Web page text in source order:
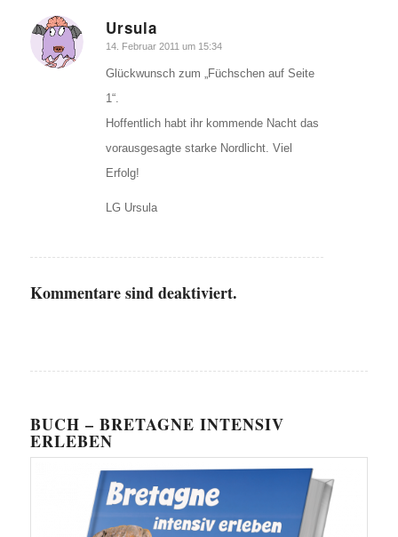
Ursula
sagte:
14. Februar 2011 um 15:34
Glückwunsch zum „Füchschen auf Seite
1“.
Hoffentlich habt ihr kommende Nacht das
vorausgesagte starke Nordlicht. Viel
Erfolg!
LG Ursula
Kommentare sind deaktiviert.
BUCH – BRETAGNE INTENSIV
ERLEBEN